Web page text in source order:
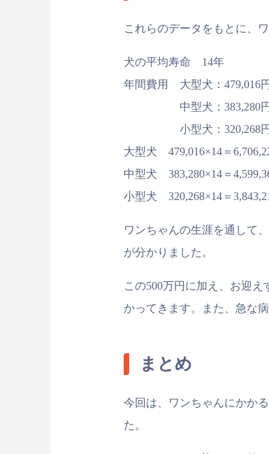
これらのデータをもとに、
犬の平均寿命 14年
年間費用 大型犬：479,016円
中型犬：383,280円
小型犬：320,268円
大型犬 479,016×14＝
中型犬 383,280×14＝
小型犬 320,268×14＝
ワンちゃんの生涯を通して
が分かりました。
この500万円に加え、お迎
かってきます。また、急な
まとめ
今回は、ワンちゃんにかか
た。